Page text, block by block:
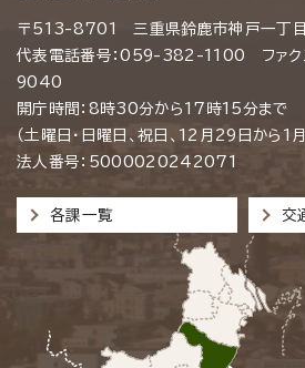
〒513-8701 三重県鈴鹿市神戸一丁
代表電話番号：059-382-1100 ファ
9040
開庁時間：8時30分から17時15分まで
（土曜日・日曜日、祝日、12月29日から1
法人番号：5000020242071
各課一覧 交